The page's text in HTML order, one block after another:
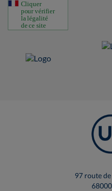
97 route